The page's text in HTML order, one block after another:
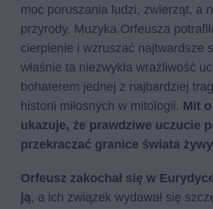
moc poruszania ludzi, zwierząt, a
przyrody. Muzyka Orfeusza
cierpienie i wzruszać najtwardsze
właśnie ta niezwykła wrażliwość
bohaterem jednej z najbardziej
historii miłosnych w mitologii. Mit
ukazuje, że prawdziwe uczucie
przekraczać granice świata
Orfeusz zakochał się w
ją, a ich związek wydawał się